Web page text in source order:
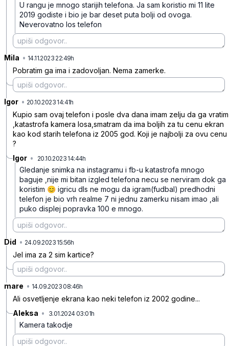
U rangu je mnogo starijih telefona. Ja sam koristio mi 11 lite
2019 godiste i bio je bar deset puta bolji od ovoga.
Neverovatno los telefon
Mila • 14.11.2023 22:49h
Pobratim ga ima i zadovoljan. Nema zamerke.
Igor • 20.10.2023 14:41h
Kupio sam ovaj telefon i posle dva dana imam zelju da ga vratim
,katastrofa kamera losa,smatram da ima boljih za tu cenu ekran
kao kod starih telefona iz 2005 god. Koji je najbolji za ovu cenu
?
Igor • 20.10.2023 14:44h
Gledanje snimka na instagramu i fb-u katastrofa mnogo
baguje ,nije mi bitan izgled telefona necu se nerviram dok ga
koristim 😊 igricu dls ne mogu da igram(fudbal) predhodni
telefon je bio vrh realme 7 ni jednu zamerku nisam imao ,ali
puko displej popravka 100 e mnogo.
Did • 24.09.2023 15:56h
Jel ima za 2 sim kartice?
mare • 14.09.2023 08:46h
Ali osvetljenje ekrana kao neki telefon iz 2002 godine...
Aleksa • 3.01.2024 03:01h
Kamera takodje